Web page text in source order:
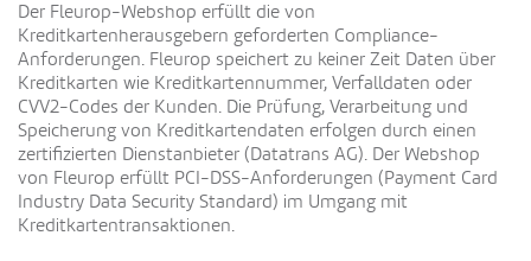
Der Fleurop-Webshop erfüllt die von
Kreditkartenherausgebern geforderten Compliance-
Anforderungen. Fleurop speichert zu keiner Zeit Daten über
Kreditkarten wie Kreditkartennummer, Verfalldaten oder
CVV2-Codes der Kunden. Die Prüfung, Verarbeitung und
Speicherung von Kreditkartendaten erfolgen durch einen
zertifizierten Dienstanbieter (Datatrans AG). Der Webshop
von Fleurop erfüllt PCI-DSS-Anforderungen (Payment Card
Industry Data Security Standard) im Umgang mit
Kreditkartentransaktionen.